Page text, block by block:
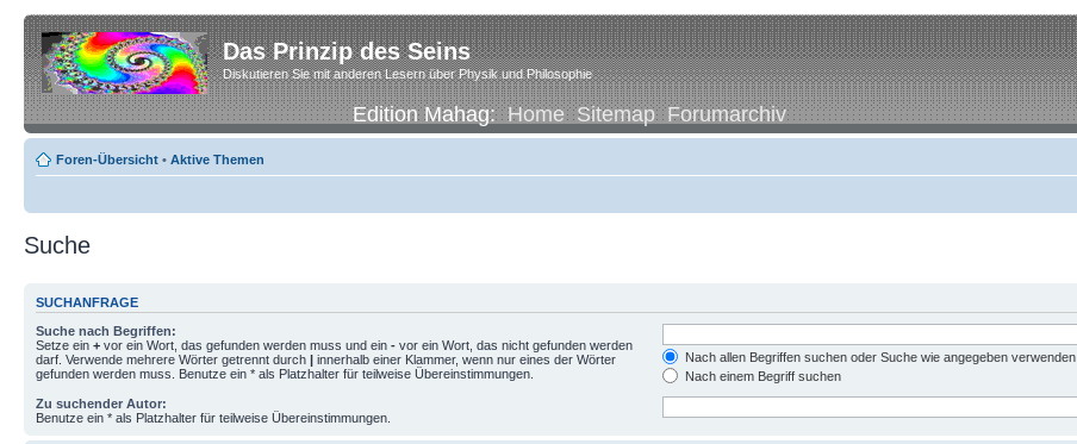
Das Prinzip des Seins
Diskutieren Sie mit anderen Lesern über Physik und Philosophie
Edition Mahag:Home Sitemap Forumarchiv
Foren-Übersicht • Aktive Themen
Suche
SUCHANFRAGE
Suche nach Begriffen:
Setze ein + vor ein Wort, das gefunden werden muss und ein - vor ein Wort, das nicht gefunden werden
darf. Verwende mehrere Wörter getrennt durch | innerhalb einer Klammer, wenn nur eines der Wörter
gefunden werden muss. Benutze ein * als Platzhalter für teilweise Übereinstimmungen.
Nach allen Begriffen suchen oder Suche wie angegeben verwenden
Nach einem Begriff suchen
Zu suchender Autor:
Benutze ein * als Platzhalter für teilweise Übereinstimmungen.